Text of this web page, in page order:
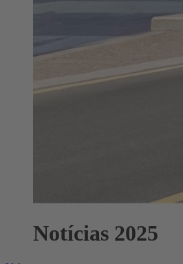
Notícias 2025